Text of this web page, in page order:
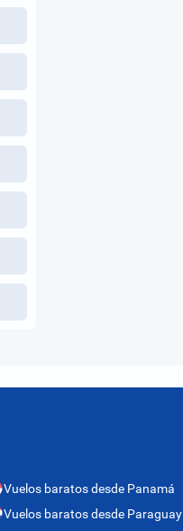
Vuelos baratos desde Panamá
Vuelos baratos desde Paraguay